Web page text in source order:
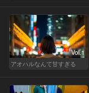
Vol.1
アオハルなんて甘すぎる